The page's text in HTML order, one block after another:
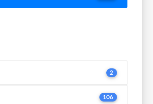
2
106